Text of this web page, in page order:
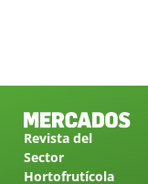
Revista del
Sector
Hortofrutícola